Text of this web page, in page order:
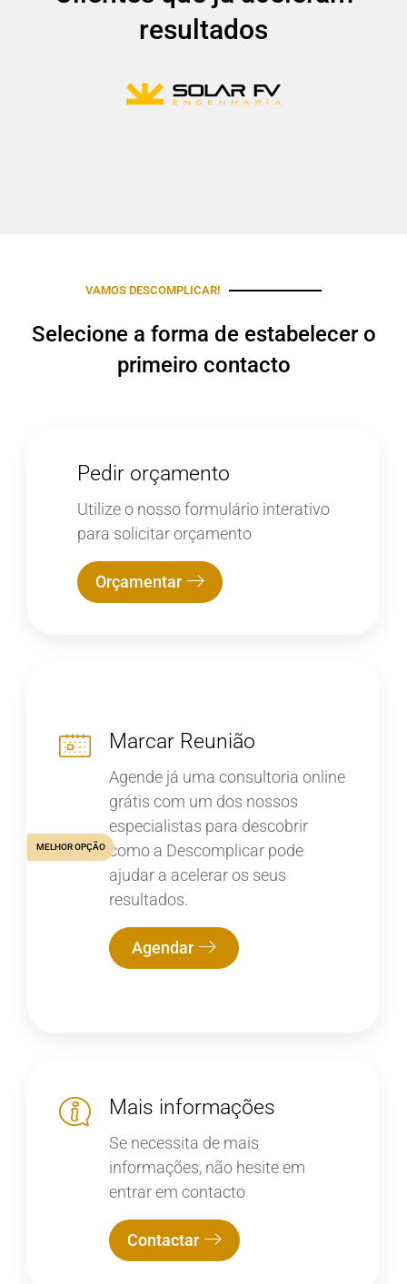
resultados
VAMOS DESCOMPLICAR!
Selecione a forma de estabelecer o
primeiro contacto
Pedir orçamento
Utilize o nosso formulário interativo
para solicitar orçamento
Orçamentar
Marcar Reunião
Agende já uma consultoria online
grátis com um dos nossos
especialistas para descobrir
como a Descomplicar pode
ajudar a acelerar os seus
resultados.
Agendar
MELHOR OPÇÃO
Mais informações
Se necessita de mais
informações, não hesite em
entrar em contacto
Contactar